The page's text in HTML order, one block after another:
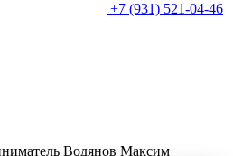
+7 (931) 521-04-46
Водянов Максим